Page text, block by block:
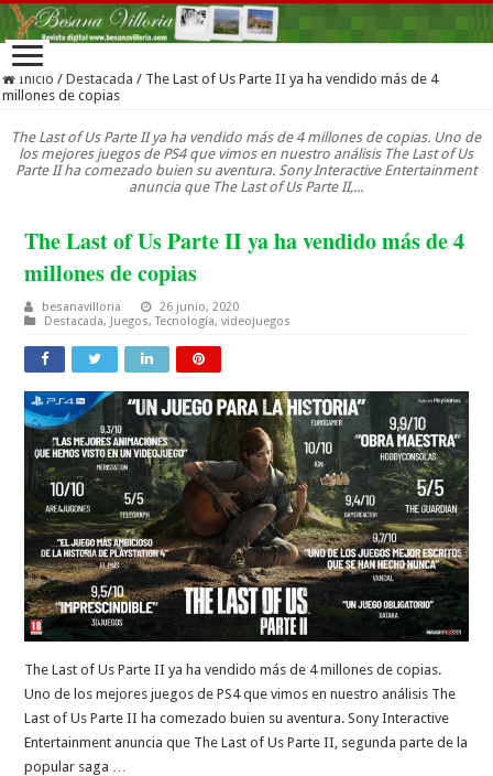
Inicio / Destacada / The Last of Us Parte II ya ha vendido más de 4
millones de copias
The Last of Us Parte II ya ha vendido más de 4 millones de copias. Uno de
los mejores juegos de PS4 que vimos en nuestro análisis The Last of Us
Parte II ha comezado buien su aventura. Sony Interactive Entertainment
anuncia que The Last of Us Parte II,...
The Last of Us Parte II ya ha vendido más de 4
millones de copias
besanavilloria
26 junio, 2020
Destacada, Juegos,Tecnología,videojuegos
The Last of Us Parte II ya ha vendido más de 4 millones de copias.
Uno de los mejores juegos de PS4 que vimos en nuestro análisis The
Last of Us Parte II ha comezado buien su aventura. Sony Interactive
Entertainment anuncia que The Last of Us Parte II, segunda parte de la
popular saga …